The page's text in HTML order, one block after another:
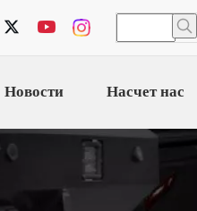
Новости Насчет нас